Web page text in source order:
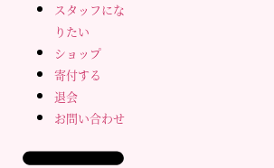
スタッフにな
りたい
ショップ
寄付する
退会
お問い合わせ